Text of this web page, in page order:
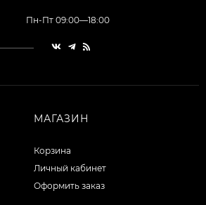
Пн-Пт 09:00—18:00
МАГАЗИН
Корзина
Личный кабинет
Оформить заказ